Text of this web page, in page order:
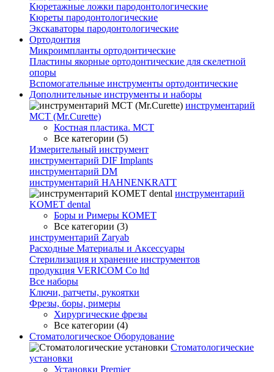
Кюретажные ложки пародонтологические
Кюреты пародонтологические
Экскаваторы пародонтологические
Ортодонтия
Микроимпланты ортодонтические
Пластины якорные ортодонтические для скелетной
опоры
Вспомогательные инструменты ортодонтические
Дополнительные инструменты и наборы
инструментарий
МСТ (Mr.Curette)
Костная пластика. МСТ
Все категории (5)
Измерительный инструмент
инструментарий DIF Implants
инструментарий DM
инструментарий HAHNENKRATT
инструментарий
KOMET dental
Боры и Римеры КОМЕТ
Все категории (3)
инструментарий Zaryab
Расходные Материалы и Аксессуары
Стерилизация и хранение инструментов
продукция VERICOM Co ltd
Все наборы
Ключи, ратчеты, рукоятки
Фрезы, боры, римеры
Хирургические фрезы
Все категории (4)
Стоматологическое Оборудование
Стоматологические
установки
Установки Premier